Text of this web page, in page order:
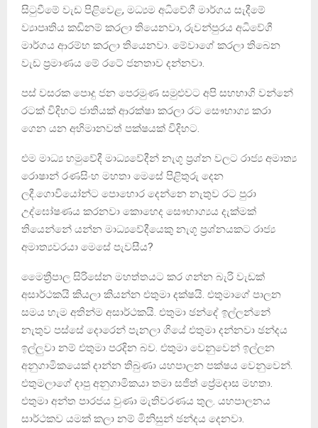
සිටුවීමේ වැඩ පිළිවෙළ, මධ්‍යම අධිවේගී මාර්ගය සැදීමේ
ව්‍යාපෘතිය කඩිනම් කරලා තියෙනවා, රුවන්පුරය අධිවේගී
මාර්ගය ආරම්භ කරලා තියෙනවා. මේවාගේ කරලා තිබෙන
වැඩ ප්‍රමාණය මේ රටේ ජනතාව දන්නවා.
පස් වසරක පොදු ජන පෙරමුණ සමුළුවට අපි සහභාගි වන්නේ
රටක් විදිහට ජාතියක් ආරක්ෂා කරලා රට සෞභාග්‍ය කරා
ගෙන යන අභිමානවත් පක්ෂයක් විදිහට.
එම මාධ්‍ය හමුවේදී මාධ්‍යවේදීන් නැගූ ප්‍රශ්න වලට රාජ්‍ය අමාත්‍ය
රොෂාන් රණසිංහ මහතා මෙසේ පිළිතුරු දෙන
ලදී.ගොවියෝන්ට පොහොර දෙන්නෙ නැතුව රට පුරා
උද්ඝෝෂණය කරනවා කොහෙද සෞභාග්‍යය දැක්මක්
තියෙන්නේ යන්න මාධ්‍යවේදීයෙකු නැගූ ප්‍රශ්නයකට රාජ්‍ය
අමාත්‍යවරයා මෙසේ පැවසීය?
මෛත්‍රීපාල සිරිසේන මහත්තයට කර ගන්න බැරි වැඩක්
අසාර්ථකයි කියලා කියන්න එතුමා දක්ෂයි. එතුමාගේ පාලන
සමය හැම අතින්ම අසාර්ථකයි. එතුමා ඡන්දේ ඉල්ලන්නේ
නැතුව පස්සේ දොරෙන් පැනලා ගියේ එතුමා දන්නවා ඡන්දය
ඉල්ලුවා නම් එතුමා පරදින බව. එතුමා වෙනුවෙන් ඉල්ලන
අනුගාමිකයෙක් දාන්න තිබුණා යහපාලන පක්ෂය වෙනුවෙන්.
එතුමලාගේ දාපු අනුගාමිකයා තමා සජිත් ප්‍රේමදාස මහතා.
එතුමා අන්ත පාරජය වුණා මැතිවරණය තුල. යහපාලනය
සාර්ථකව යමක් කලා නම් මිනිසුන් ඡන්දය දෙනවා.